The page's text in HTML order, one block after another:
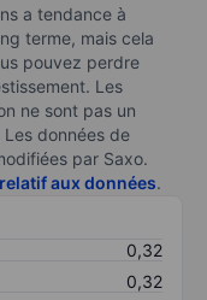
a tendance à
terme, mais cela
pouvez perdre
Les
ne sont pas un
données de
par Saxo.
aux données.
0,32
0,32